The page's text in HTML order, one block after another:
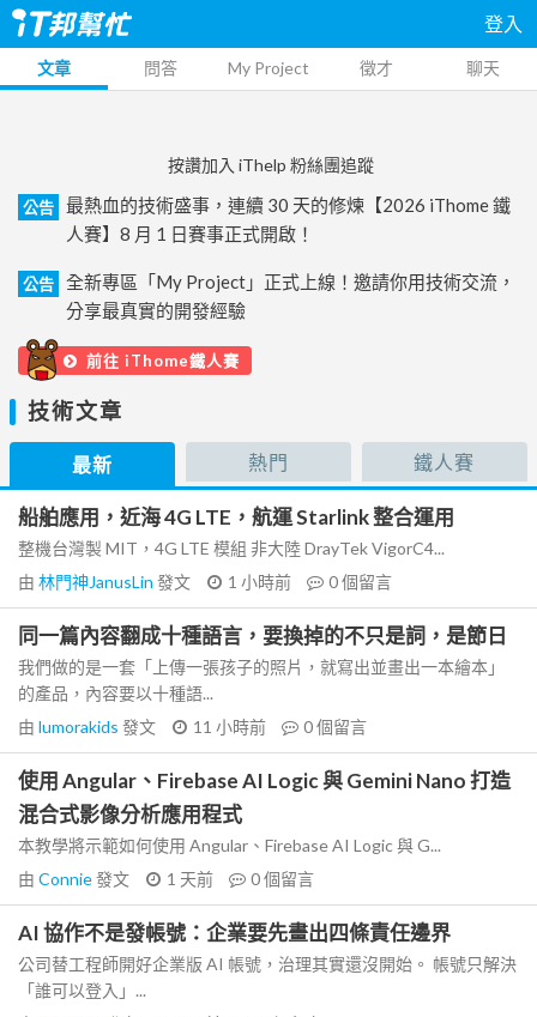
登入
文章 問答 My Project 徵才 聊天
按讚加入 iThelp 粉絲團追蹤
公告
最熱血的技術盛事，連續 30 天的修煉【2026 iThome 鐵
人賽】8 月 1 日賽事正式開啟！
公告
全新專區「My Project」正式上線！邀請你用技術交流，
分享最真實的開發經驗
前往 iThome鐵人賽
技術文章
最新 熱門 鐵人賽
船舶應用，近海 4G LTE，航運 Starlink 整合運用
整機台灣製 MIT，4G LTE 模組 非大陸 DrayTek VigorC4...
由 林門神JanusLin 發文 1 小時前 0個留言
同一篇內容翻成十種語言，要換掉的不只是詞，是節日
我們做的是一套「上傳一張孩子的照片，就寫出並畫出一本繪本」
的產品，內容要以十種語...
由 lumorakids 發文 11 小時前 0個留言
使用 Angular、Firebase AI Logic 與 Gemini Nano 打造
混合式影像分析應用程式
本教學將示範如何使用 Angular、Firebase AI Logic 與 G...
由 Connie發文 1 天前 0個留言
AI 協作不是發帳號：企業要先畫出四條責任邊界
公司替工程師開好企業版 AI 帳號，治理其實還沒開始。 帳號只解決
「誰可以登入」...